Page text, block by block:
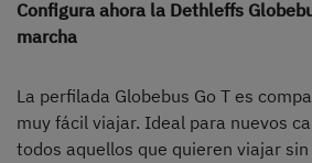
Configura ahora la Dethleffs
marcha
La perfilada Globebus Go T es
muy fácil viajar. Ideal para nuevos
todos aquellos que quieren viajar